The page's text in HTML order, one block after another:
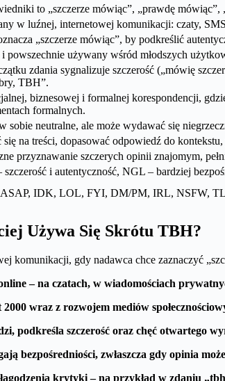
to „szczerze mówiąc”, „prawdę mówiąc”,
w luźnej, internetowej komunikacji: czaty,
„szczerze mówiąc”, by podkreślić
powszechnie używany wśród młodszych
zdania sygnalizuje szczerość („mówię
TBH”.
biznesowej i formalnej korespondencji,
formalnych.
sobie neutralne, ale może wydawać się
się na treści, dopasować odpowiedź do
przyznawanie szczerych opinii znajomym,
i autentyczność, NGL – bardziej
IDK, LOL, FYI, DM/PM, IRL, NSFW,
Używa Się Skrótu TBH?
komunikacji, gdy nadawca chce zaznaczyć
– na czatach, w wiadomościach
wraz z rozwojem mediów
podkreśla szczerość oraz chęć otwartego
bezpośredniości, zwłaszcza gdy opinia
krytyki – na przykład w zdaniu